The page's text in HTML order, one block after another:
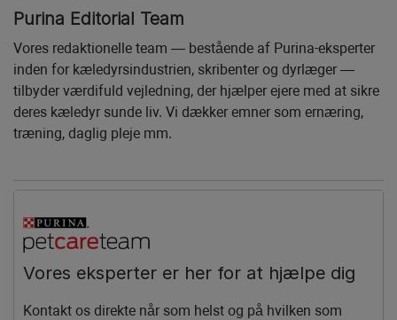
Purina Editorial Team
Vores redaktionelle team — bestående af Purina-eksperter
inden for kæledyrsindustrien, skribenter og dyrlæger —
tilbyder værdifuld vejledning, der hjælper ejere med at sikre
deres kæledyr sunde liv. Vi dækker emner som ernæring,
træning, daglig pleje mm.
Vores eksperter er her for at hjælpe dig
Kontakt os direkte når som helst og på hvilken som